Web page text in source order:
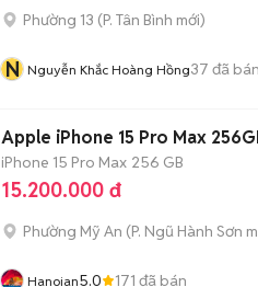
Phường 13 (P. Tân Bình mới)
N Nguyễn Khắc Hoàng Hồng37 đã bán
Apple iPhone 15 Pro Max
iPhone 15 Pro Max 256 GB
15.200.000 đ
Phường Mỹ An (P. Ngũ Hành Sơn
Hanoian5.0 171 đã bán